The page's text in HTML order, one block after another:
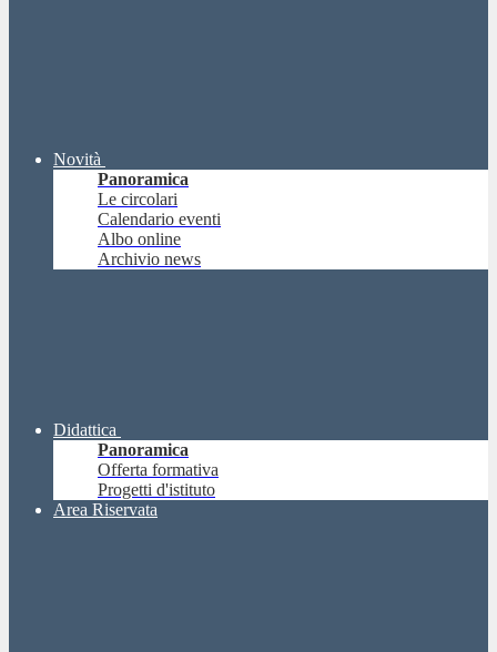
Novità
Panoramica
Le circolari
Calendario eventi
Albo online
Archivio news
Didattica
Panoramica
Offerta formativa
Progetti d'istituto
Area Riservata